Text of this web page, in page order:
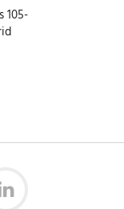
105-